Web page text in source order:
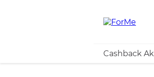
Cashback